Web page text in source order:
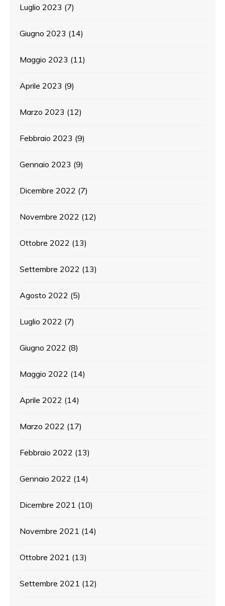
Luglio 2023 (7)
Giugno 2023 (14)
Maggio 2023 (11)
Aprile 2023 (9)
Marzo 2023 (12)
Febbraio 2023 (9)
Gennaio 2023 (9)
Dicembre 2022 (7)
Novembre 2022 (12)
Ottobre 2022 (13)
Settembre 2022 (13)
Agosto 2022 (5)
Luglio 2022 (7)
Giugno 2022 (8)
Maggio 2022 (14)
Aprile 2022 (14)
Marzo 2022 (17)
Febbraio 2022 (13)
Gennaio 2022 (14)
Dicembre 2021 (10)
Novembre 2021 (14)
Ottobre 2021 (13)
Settembre 2021 (12)